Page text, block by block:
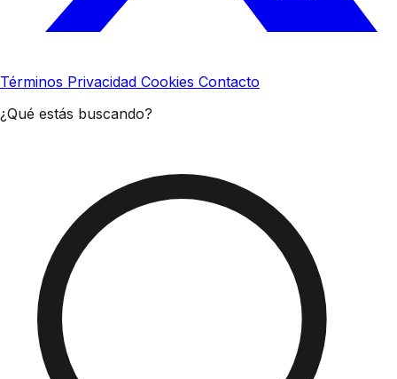
Términos Privacidad Cookies Contacto
¿Qué estás buscando?